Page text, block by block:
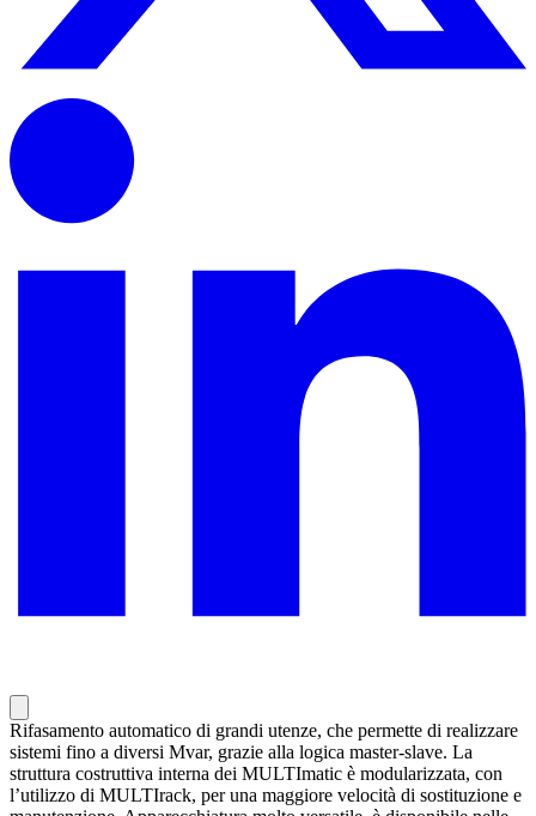
Rifasamento automatico di grandi utenze, che permette di realizzare
sistemi fino a diversi Mvar, grazie alla logica master-slave. La
struttura costruttiva interna dei MULTImatic è modularizzata, con
l’utilizzo di MULTIrack, per una maggiore velocità di sostituzione e